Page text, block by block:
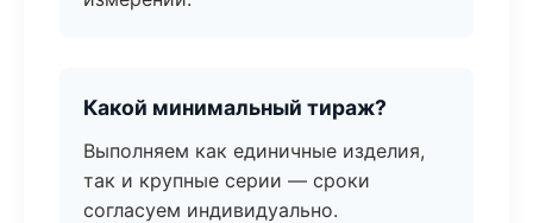
Какой минимальный тираж?
Выполняем как единичные изделия,
так и крупные серии — сроки
согласуем индивидуально.